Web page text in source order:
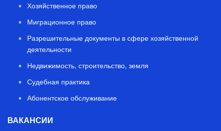
Хозяйственное право
Миграционное право
Разрешительные документы в сфере хозяйственной
деятельности
Недвижимость, строительство, земля
Судебная практика
Абонентское обслуживание
ВАКАНСИИ